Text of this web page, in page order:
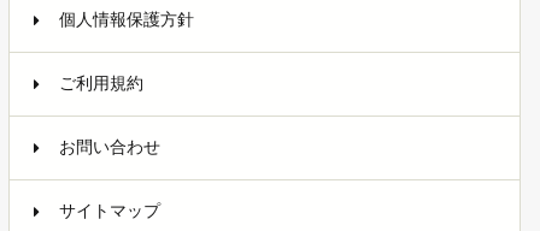
個人情報保護方針
ご利用規約
お問い合わせ
サイトマップ